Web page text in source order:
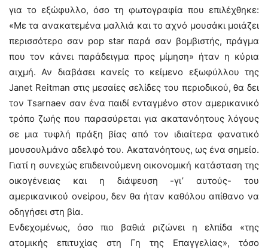
για το εξώφυλλο, όσο τη φωτογραφία που επιλέχθηκε:
«Με τα ανακατεμένα μαλλιά και το αχνό μουσάκι μοιάζει
περισσότερο σαν pop star παρά σαν βομβιστής, πράγμα
που τον κάνει παράδειγμα προς μίμηση» ήταν η κύρια
αιχμή. Αν διαβάσει κανείς το κείμενο εξωφύλλου της
Janet Reitman στις μεσαίες σελίδες του περιοδικού, θα δει
τον Tsarnaev σαν ένα παιδί ενταγμένο στον αμερικανικό
τρόπο ζωής που παρασύρεται για ακατανόητους λόγους
σε μια τυφλή πράξη βίας από τον ιδιαίτερα φανατικό
μουσουλμάνο αδελφό του. Ακατανόητους, ως ένα σημείο.
Γιατί η συνεχώς επιδεινούμενη οικονομική κατάσταση της
οικογένειας και η διάψευση -γι’ αυτούς- του
αμερικανικού ονείρου, δεν θα ήταν καθόλου απίθανο να
οδηγήσει στη βία.
Ενδεχομένως, όσο πιο βαθιά ριζώνει η ελπίδα «της
ατομικής επιτυχίας στη Γη της Επαγγελίας», τόσο